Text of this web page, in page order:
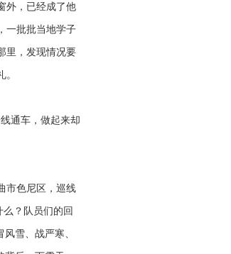
外，已经成了他
一批批当地学子
里，发现情况要
通车，做起来却
市色尼区，巡线
？队员们的回
雪、战严寒、